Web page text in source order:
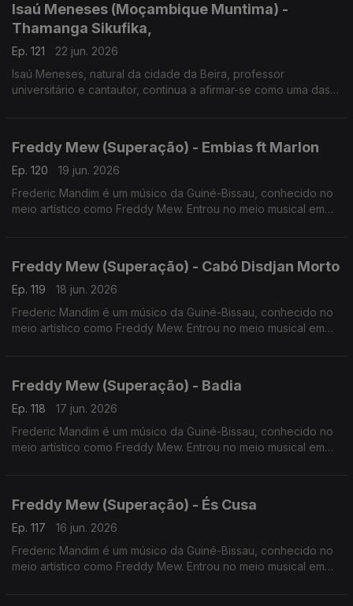
Isaú Meneses (Moçambique Muntima) -
Thamanga Sikufika,
Ep. 121
22 jun. 2026
Isaú Meneses, natural da cidade da Beira, professor
universitário e cantautor, continua a afirmar-se como uma das
Freddy Mew (Superação) - Embias ft Marlon
Ep. 120
19 jun. 2026
Frederic Mandim é um músico da Guiné-Bissau, conhecido no
meio artístico como Freddy Mew. Entrou no meio musical em
Freddy Mew (Superação) - Cabó Disdjan Morto
Ep. 119
18 jun. 2026
Frederic Mandim é um músico da Guiné-Bissau, conhecido no
meio artístico como Freddy Mew. Entrou no meio musical em
Freddy Mew (Superação) - Badia
Ep. 118
17 jun. 2026
Frederic Mandim é um músico da Guiné-Bissau, conhecido no
meio artístico como Freddy Mew. Entrou no meio musical em
Freddy Mew (Superação) - És Cusa
Ep. 117
16 jun. 2026
Frederic Mandim é um músico da Guiné-Bissau, conhecido no
meio artístico como Freddy Mew. Entrou no meio musical em